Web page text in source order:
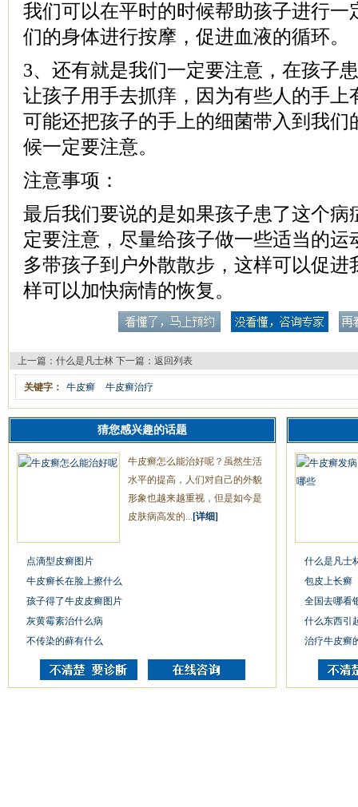
我们可以在平时的时候帮助孩子进行一
们的身体进行按摩，促进血液的循环。
3、还有就是我们一定要注意，在孩子
让孩子用手去抓痒，因为有些人的手上
可能还把孩子的手上的细菌带入到我们
候一定要注意。
注意事项：
最后我们要说的是如果孩子患了这个病
定要注意，尽量给孩子做一些适当的运
多带孩子到户外散散步，这样可以促进
样可以加快病情的恢复。
上一篇： 什么是凡士林 下一篇： 返回列表
关键字： 牛皮癣 牛皮癣治疗
猜您感兴趣的话题
牛皮癣怎么能治好呢？虽然生活
水平的提高，人们对自己的外貌
形象也越来越重视，但是如今是
皮肤病高发的... [详细]
点滴型皮癣图片
牛皮癣长在脸上擦什么
孩子得了牛皮皮癣图片
灰黄霉素治什么病
不传染的藓有什么
什么是凡士
包皮上长癣
全国去哪看
什么东西引
治疗牛皮癣